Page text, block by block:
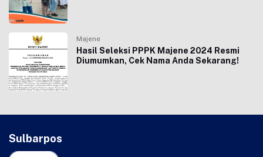
Majene
Hasil Seleksi PPPK Majene 2024 Resmi
Diumumkan, Cek Nama Anda Sekarang!
Sulbarpos